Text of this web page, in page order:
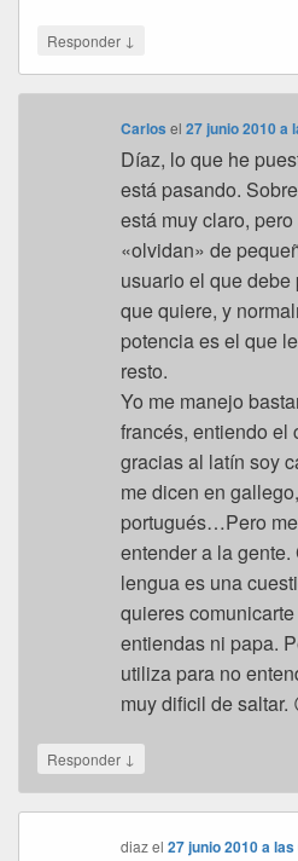
Responder ↓
Carlos el27 junio 2010 a
Díaz, lo que he
está pasando.
está muy claro,
«olvidan» de
usuario el que
que quiere, y
potencia es el que
resto.
Yo me manejo
francés, entiendo el
gracias al latín soy
me dicen en
portugués…Pero
entender a la
lengua es una
quieres
entiendas ni papa.
utiliza para no
muy dificil de saltar.
Responder ↓
diazel27 junio 2010 a